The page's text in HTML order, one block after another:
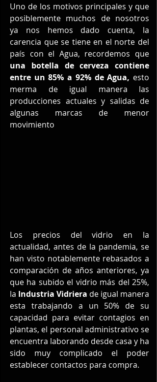
Uno de los motivos principales y que
posiblemente muchos de nosotros
ya nos hemos dado cuenta, la
carencia que se tiene en el norte del
una botella de cerveza contiene
entre un 85% a 92% de Agua, esto
merma de igual manera las
producciones actuales y salidas de
algunas marcas de menor
movimiento
Los precios del vidrio en la
actualidad, antes de la pandemia, se
han visto notablemente rebasados a
comparación de años anteriores, ya
que ha subido el vidrio más del 25%,
la Industria Vidriera de igual manera
esta trabajando a un 50% de su
capacidad para evitar contagios en
plantas, el personal administrativo se
encuentra laborando desde casa y ha
sido muy complicado el poder
establecer contactos para compra.